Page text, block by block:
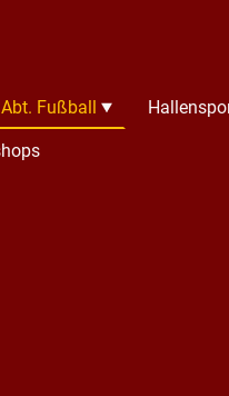
Abt. Fußball